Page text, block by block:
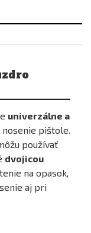
univerzálne a
pištole.
používať
dvojicou
na opasok,
aj pri